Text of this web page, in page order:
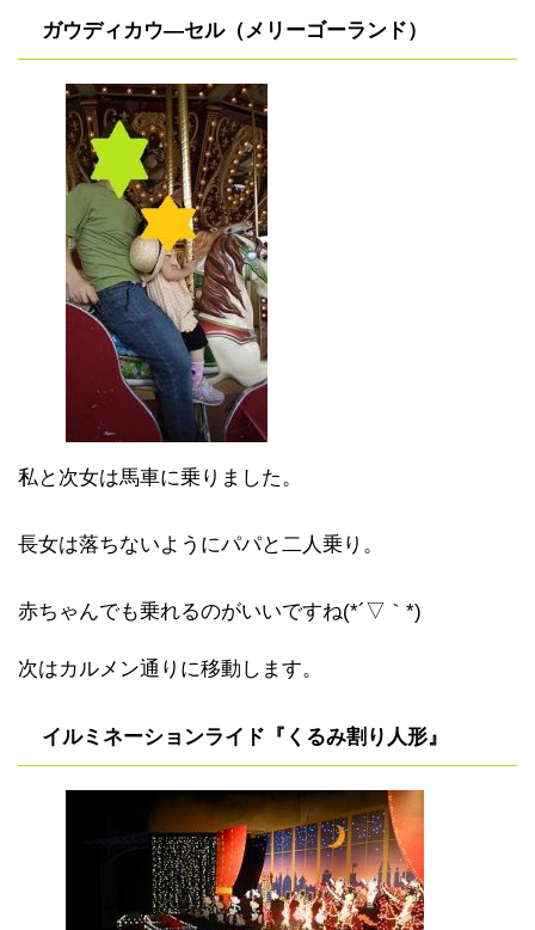
ガウディカウ―セル（メリーゴーランド）
私と次女は馬車に乗りました。
長女は落ちないようにパパと二人乗り。
赤ちゃんでも乗れるのがいいですね(*´▽｀*)
次はカルメン通りに移動します。
イルミネーションライド『くるみ割り人形』